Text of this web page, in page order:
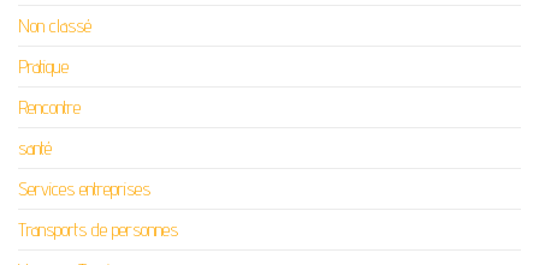
Non classé
Pratique
Rencontre
santé
Services entreprises
Transports de personnes